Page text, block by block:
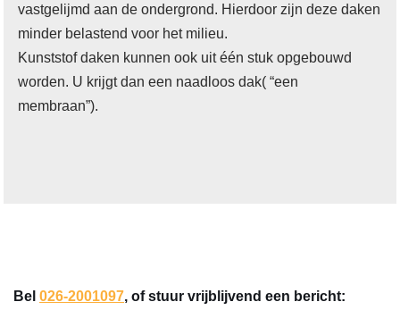
vastgelijmd aan de ondergrond. Hierdoor zijn deze daken
minder belastend voor het milieu.
Kunststof daken kunnen ook uit één stuk opgebouwd
worden. U krijgt dan een naadloos dak( “een
membraan”).
Bel 026-2001097, of stuur vrijblijvend een bericht: